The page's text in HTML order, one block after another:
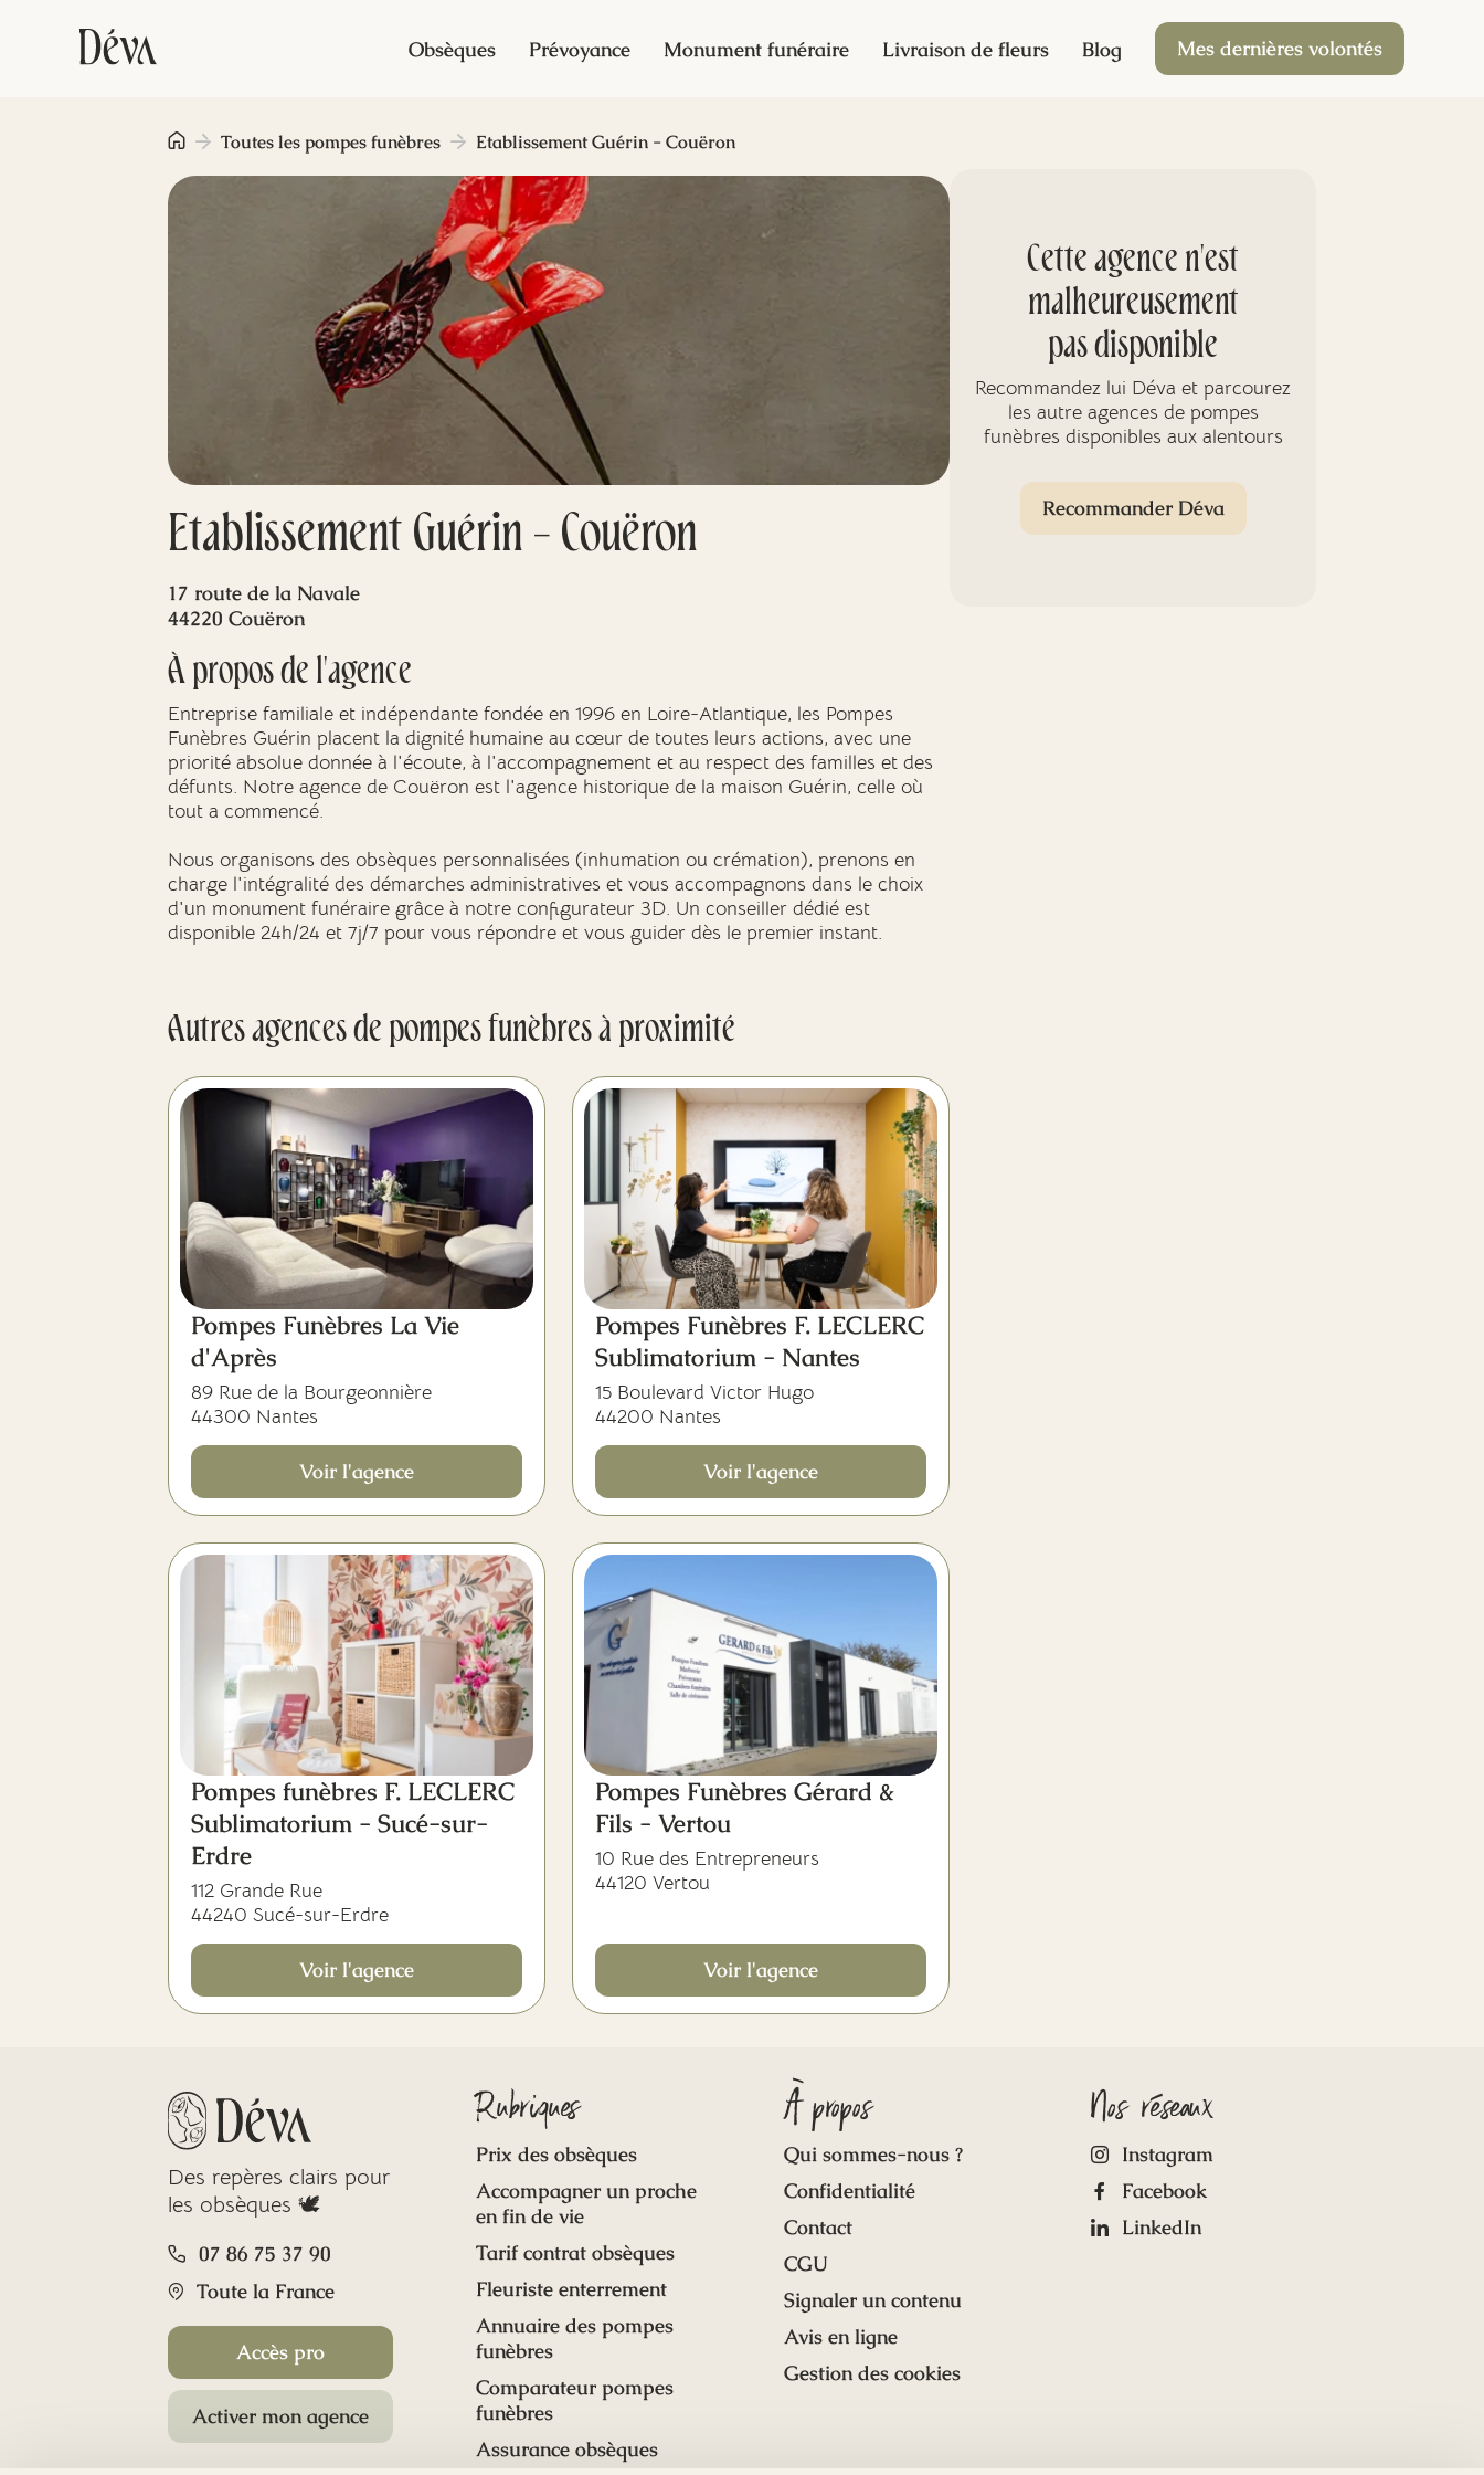
Obsèques Prévoyance Monument funéraire Livraison de fleurs Blog Mes dernières volontés
Etablissement Guérin - Couëron
Toutes les pompes funèbres Etablissement Guérin - Couëron
17 route de la Navale
44220 Couëron
À propos de l'agence
Entreprise familiale et indépendante fondée en 1996 en Loire-Atlantique, les Pompes
Funèbres Guérin placent la dignité humaine au cœur de toutes leurs actions, avec une
priorité absolue donnée à l'écoute, à l'accompagnement et au respect des familles et des
défunts. Notre agence de Couëron est l'agence historique de la maison Guérin, celle où
tout a commencé.
Nous organisons des obsèques personnalisées (inhumation ou crémation), prenons en
charge l'intégralité des démarches administratives et vous accompagnons dans le choix
d'un monument funéraire grâce à notre configurateur 3D. Un conseiller dédié est
disponible 24h/24 et 7j/7 pour vous répondre et vous guider dès le premier instant.
Autres agences de pompes funèbres à proximité
Pompes Funèbres La Vie
d'Après
89 Rue de la Bourgeonnière
44300 Nantes
Voir l'agence
Pompes Funèbres F. LECLERC
Sublimatorium - Nantes
15 Boulevard Victor Hugo
44200 Nantes
Voir l'agence
Pompes funèbres F. LECLERC
Sublimatorium - Sucé-sur-
Erdre
112 Grande Rue
44240 Sucé-sur-Erdre
Voir l'agence
Pompes Funèbres Gérard &
Fils - Vertou
10 Rue des Entrepreneurs
44120 Vertou
Voir l'agence
Cette agence n'est
malheureusement
pas disponible
Recommandez lui Déva et parcourez
les autre agences de pompes
funèbres disponibles aux alentours
Recommander Déva
Des repères clairs pour
les obsèques 🕊️
07 86 75 37 90
Toute la France
Accès pro
Activer mon agence
Rubriques
Prix des obsèques
Accompagner un proche
en fin de vie
Tarif contrat obsèques
Fleuriste enterrement
Annuaire des pompes
funèbres
Comparateur pompes
funèbres
Assurance obsèques
À propos
Qui sommes-nous ?
Confidentialité
Contact
CGU
Signaler un contenu
Avis en ligne
Gestion des cookies
Nos réseaux
Instagram
Facebook
LinkedIn